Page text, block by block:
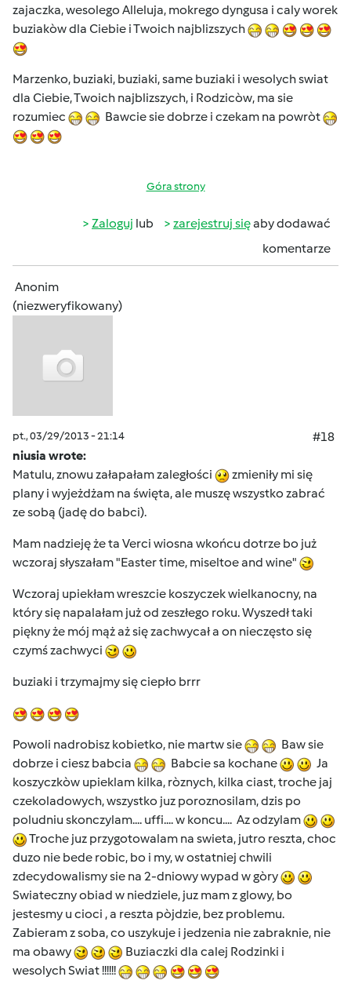
zajaczka, wesolego Alleluja, mokrego dyngusa i caly worek
buziakòw dla Ciebie i Twoich najblizszych
Marzenko, buziaki, buziaki, same buziaki i wesolych swiat
dla Ciebie, Twoich najblizszych, i Rodzicòw, ma sie
rozumiec
Bawcie sie dobrze i czekam na powròt
Góra strony
Zaloguj lub zarejestruj sięaby dodawać
komentarze
Anonim
(niezweryfikowany)
pt., 03/29/2013 - 21:14
#18
niusia wrote:
Matulu, znowu załapałam zaległości
zmieniły mi się
plany i wyjeżdżam na święta, ale muszę wszystko zabrać
ze sobą (jadę do babci).
Mam nadzieję że ta Verci wiosna wkońcu dotrze bo już
wczoraj słyszałam "Easter time, miseltoe and wine"
Wczoraj upiekłam wreszcie koszyczek wielkanocny, na
który się napalałam już od zeszłego roku. Wyszedł taki
piękny że mój mąż aż się zachwycał a on nieczęsto się
czymś zachwyci
buziaki i trzymajmy się ciepło brrr
Powoli nadrobisz kobietko, nie martw sie
Baw sie
dobrze i ciesz babcia
Babcie sa kochane
Ja
koszyczkòw upieklam kilka, ròznych, kilka ciast, troche jaj
czekoladowych, wszystko juz poroznosilam, dzis po
poludniu skonczylam.... uffi.... w koncu.... Az odzylam
Troche juz przygotowalam na swieta, jutro reszta, choc
duzo nie bede robic, bo i my, w ostatniej chwili
zdecydowalismy sie na 2-dniowy wypad w gòry
Swiateczny obiad w niedziele, juz mam z glowy, bo
jestesmy u cioci , a reszta pòjdzie, bez problemu.
Zabieram z soba, co uszykuje i jedzenia nie zabraknie, nie
ma obawy
Buziaczki dla calej Rodzinki i
wesolych Swiat !!!!!!